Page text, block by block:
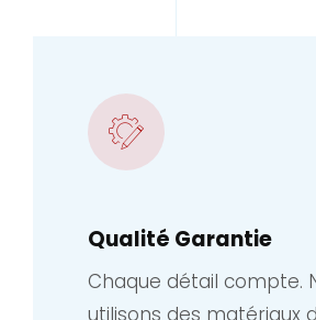
Qualité Garantie
Chaque détail compte.
utilisons des matériaux